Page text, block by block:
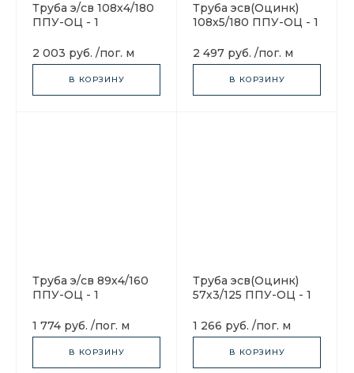
Труба э/св 108х4/180
ППУ-ОЦ - 1
2 003 руб. /пог. м
В КОРЗИНУ
Труба эсв(Оцинк)
108х5/180 ППУ-ОЦ - 1
2 497 руб. /пог. м
В КОРЗИНУ
Труба э/св 89х4/160
ППУ-ОЦ - 1
1 774 руб. /пог. м
В КОРЗИНУ
Труба эсв(Оцинк)
57х3/125 ППУ-ОЦ - 1
1 266 руб. /пог. м
В КОРЗИНУ